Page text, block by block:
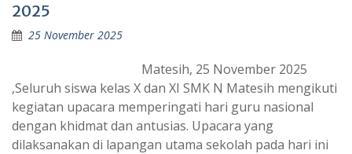
2025
25 November 2025
Matesih, 25 November 2025
,Seluruh siswa kelas X dan XI SMK N Matesih mengikuti
kegiatan upacara memperingati hari guru nasional
dengan khidmat dan antusias. Upacara yang
dilaksanakan di lapangan utama sekolah pada hari ini